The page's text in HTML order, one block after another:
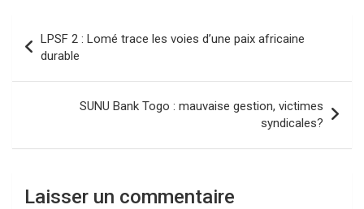
o
o
k
A
p
a
n
de
l’article
LPSF 2 : Lomé trace les voies d’une paix africaine
durable
SUNU Bank Togo : mauvaise gestion, victimes
syndicales?
Laisser un commentaire